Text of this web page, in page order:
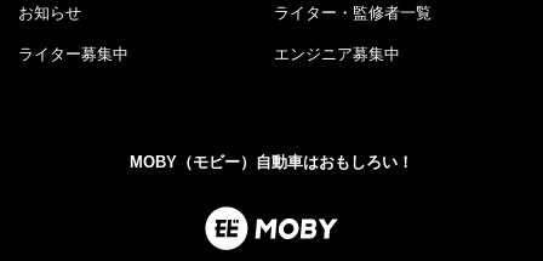
お知らせ ライター・監修者一覧
ライター募集中 エンジニア募集中
MOBY（モビー）自動車はおもしろい！